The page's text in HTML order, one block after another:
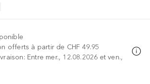
offerts à partir de CHF 49.95
Entre mer., 12.08.2026 et ven.,